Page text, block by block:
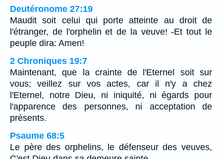
Deutéronome 27:19
Maudit soit celui qui porte atteinte au droit de
l'étranger, de l'orphelin et de la veuve! -Et tout le
peuple dira: Amen!
2 Chroniques 19:7
Maintenant, que la crainte de l'Eternel soit sur
vous; veillez sur vos actes, car il n'y a chez
l'Eternel, notre Dieu, ni iniquité, ni égards pour
l'apparence des personnes, ni acceptation de
présents.
Psaume 68:5
Le père des orphelins, le défenseur des veuves,